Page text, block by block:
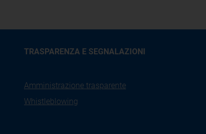
TRASPARENZA E SEGNALAZIONI
Amministrazione trasparente
Whistleblowing